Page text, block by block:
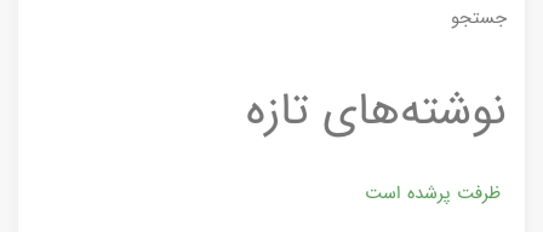
جستجو
نوشته‌های تازه
ظرفت پرشده‌ است